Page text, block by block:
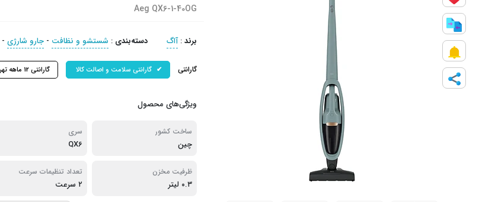
Aeg QX6-1-40OG
برند:آاگ دسته‌بندی : شستشو و نظافت - جارو شارژی -
گارانتی گارانتی سلامت و اصالت کالا گارانتی 12 ماهه تهران سرویس
ویژگی‌های محصول
ساخت کشور
چین
سری
QX6
ظرفیت مخزن
۰.۳ لیتر
تعداد تنظیمات سرعت
۲ سرعت